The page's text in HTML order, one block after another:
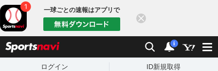
一球ごとの速報はアプリで
検索 通知
i
ログイン ID新規取得